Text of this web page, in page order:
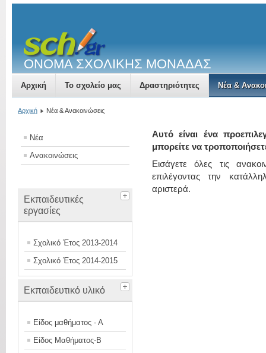
ΟΝΟΜΑ ΣΧΟΛΙΚΗΣ ΜΟΝΑΔΑΣ
Αρχική Το σχολείο μας Δραστηριότητες Νέα &
Αρχική Νέα & Ανακοινώσεις
Νέα
Ανακοινώσεις
Εκπαιδευτικές
εργασίες
Σχολικό Έτος 2013-2014
Σχολικό Έτος 2014-2015
Εκπαιδευτικό υλικό
Είδος μαθήματος - Α
Είδος Μαθήματος-Β
Αυτό είναι ένα
μπορείτε να
Εισάγετε όλες τις
επιλέγοντας την
αριστερά.